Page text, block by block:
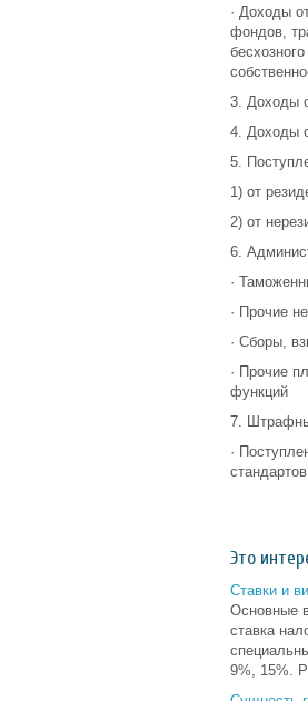
· Доходы
фондов,
3. Доходы
4. Доходы
5.
1) от
2) от
6.
·
· Прочие
· Сборы,
· Прочие
функций
7.
·
Это
Ставки и
Основные
ставка
9%, 15%.